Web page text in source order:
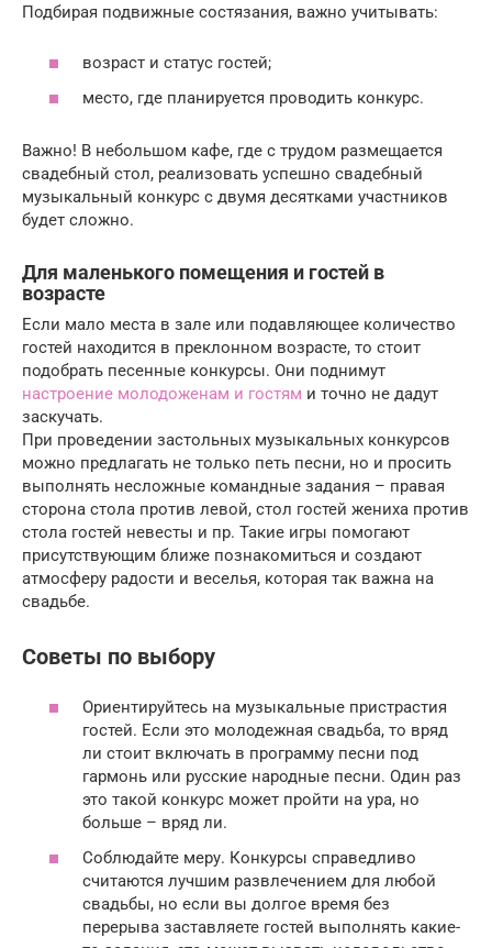
Подбирая подвижные состязания, важно учитывать:
возраст и статус гостей;
место, где планируется проводить конкурс.
Важно! В небольшом кафе, где с трудом размещается
свадебный стол, реализовать успешно свадебный
музыкальный конкурс с двумя десятками участников
будет сложно.
Для маленького помещения и гостей в
возрасте
Если мало места в зале или подавляющее количество
гостей находится в преклонном возрасте, то стоит
подобрать песенные конкурсы. Они поднимут
настроение молодоженам и гостям и точно не дадут
заскучать.
При проведении застольных музыкальных конкурсов
можно предлагать не только петь песни, но и просить
выполнять несложные командные задания – правая
сторона стола против левой, стол гостей жениха против
стола гостей невесты и пр. Такие игры помогают
присутствующим ближе познакомиться и создают
атмосферу радости и веселья, которая так важна на
свадьбе.
Советы по выбору
Ориентируйтесь на музыкальные пристрастия
гостей. Если это молодежная свадьба, то вряд
ли стоит включать в программу песни под
гармонь или русские народные песни. Один раз
это такой конкурс может пройти на ура, но
больше – вряд ли.
Соблюдайте меру. Конкурсы справедливо
считаются лучшим развлечением для любой
свадьбы, но если вы долгое время без
перерыва заставляете гостей выполнять какие-